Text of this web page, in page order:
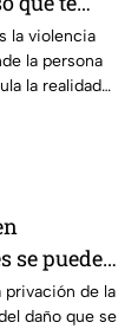
tu
la violencia
la persona
la realidad
dudar
se puede
una red
privación de la
daño que se